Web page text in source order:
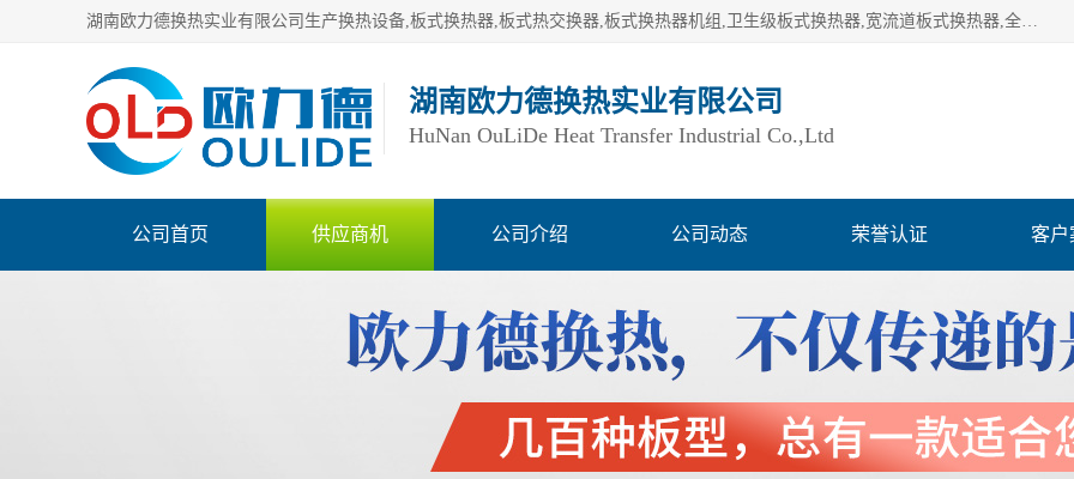
湖南欧力德换热实业有限公司生产换热设备,板式换热器,板式热交换器,板式换热器机组,卫生级板式换热器,宽流道板式换热器,全焊接板式换热器,钎焊板式换热器,钛材板式换热器,容积式换热器,盘管换热,不锈钢水箱,定压补水机组,变频供水机组等,用户覆盖：湖南、湖北、广西、广东、海南、云南、贵州等全国各地。
湖南欧力德换热实业有限公司
HuNan OuLiDe Heat Transfer Industrial Co.,Ltd
公司首页 供应商机 公司介绍 公司动态 荣誉认证 客户